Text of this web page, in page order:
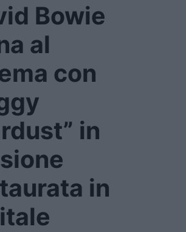
Bowie
al
con
in
in